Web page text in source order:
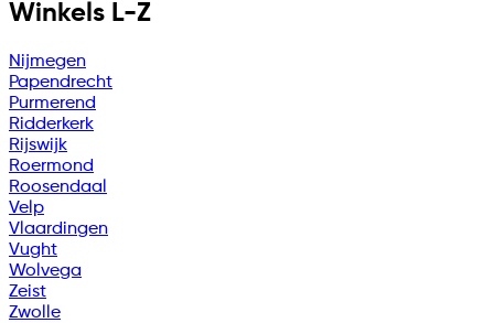
Winkels L-Z
Nijmegen
Papendrecht
Purmerend
Ridderkerk
Rijswijk
Roermond
Roosendaal
Velp
Vlaardingen
Vught
Wolvega
Zeist
Zwolle